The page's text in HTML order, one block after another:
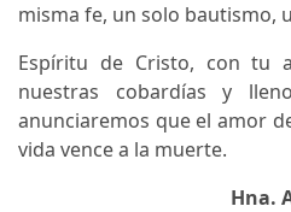
misma fe, un solo bautismo,
Espíritu de Cristo, con tu
nuestras cobardías y
anunciaremos que el amor
vida vence a la muerte.
Hna.